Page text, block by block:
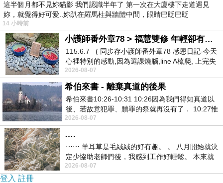
這半個月都不見妳貓影 我們認識半年了 第一次在大廈樓下走道遇見
妳，就覺得好可愛..妳趴在羅馬柱與牆體中間，眼睛巴眨巴眨
14 小時前
小護師番外章78 > 福慧雙修 年輕卻有個老靈魂 ㄑ金剛經〉podcast
115.6.7 ( 同步存小護師番外章78 感恩日記-今天
心裡特別的感動,因為選課燒腦,line A梳爬, 上完失
智課的她,特來傾
2026-08-07
希伯來書 - 離棄真道的後果
希伯來書10:26-10:31 10:26因為我們得知真道以
後、若故意犯罪、贖罪的祭就再沒有了． 10:27惟
有戰懼等候審判和那燒滅眾敵人的烈火
2026-08-07
….
⋯⋯ 羊耳草是毛絨絨的好有趣。 。 八月開始就決
定少協助老師們後，我感到工作好輕鬆。 本來就
不是我的工作啊。 真
2026-08-07
登入 註冊